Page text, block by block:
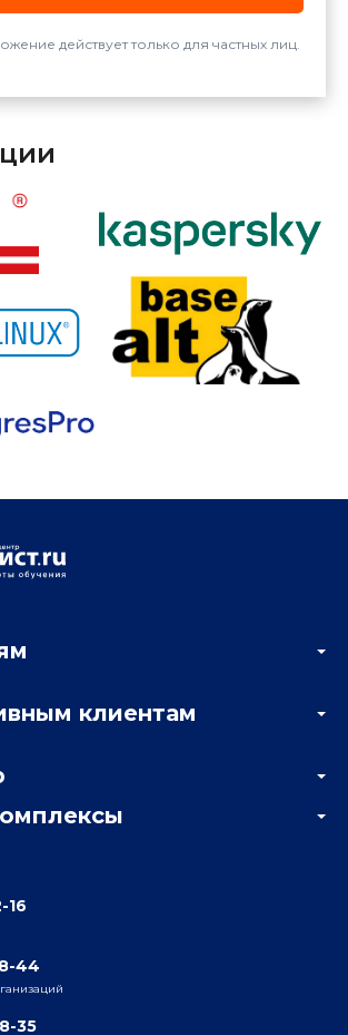
действует только для частных лиц.
1, 2-й подъезд, 2-й этаж
вебинарыклиентам
16
44
35